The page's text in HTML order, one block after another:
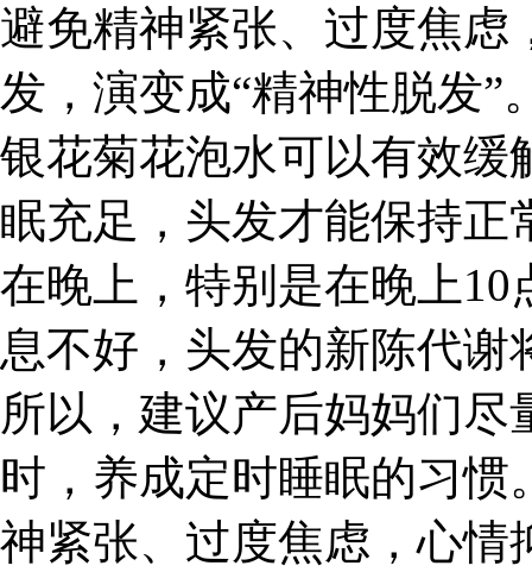
避免精神紧张、过度焦虑
发，演变成“精神性脱发”
银花菊花泡水可以有效
眠充足，头发才能保持正
在晚上，特别是在晚上
息不好，头发的新陈代
所以，建议产后妈妈们
时，养成定时睡眠的习
神紧张、过度焦虑，心情